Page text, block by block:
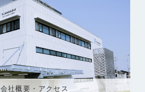
会社概要・アクセス